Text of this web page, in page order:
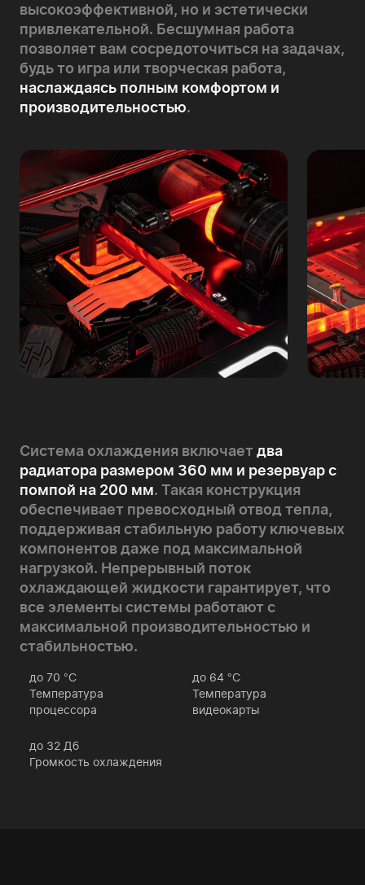
высокоэффективной, но и эстетически
привлекательной. Бесшумная работа
позволяет вам сосредоточиться на задачах,
будь то игра или творческая работа,
наслаждаясь полным комфортом и
производительностью.
Система охлаждения включаетдва
радиатора размером 360 мм и резервуар с
помпой на 200 мм. Такая конструкция
обеспечивает превосходный отвод тепла,
поддерживая стабильную работу ключевых
компонентов даже под максимальной
нагрузкой. Непрерывный поток
охлаждающей жидкости гарантирует, что
все элементы системы работают с
максимальной производительностью и
стабильностью.
до 70 °C
Температура
процессора
до 64 °C
Температура
видеокарты
до 32 Дб
Громкость охлаждения